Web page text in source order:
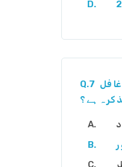
2
Q.7 فل
کر ہ ہے ؟